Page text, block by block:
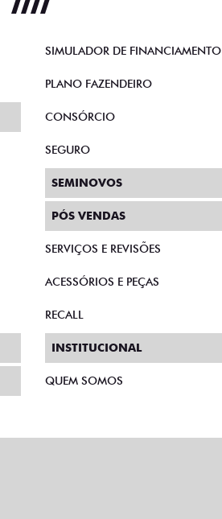
SIMULADOR DE FINANCIAMENTO
PLANO FAZENDEIRO
CONSÓRCIO
SEGURO
SEMINOVOS
PÓS VENDAS
SERVIÇOS E REVISÕES
ACESSÓRIOS E PEÇAS
RECALL
INSTITUCIONAL
QUEM SOMOS